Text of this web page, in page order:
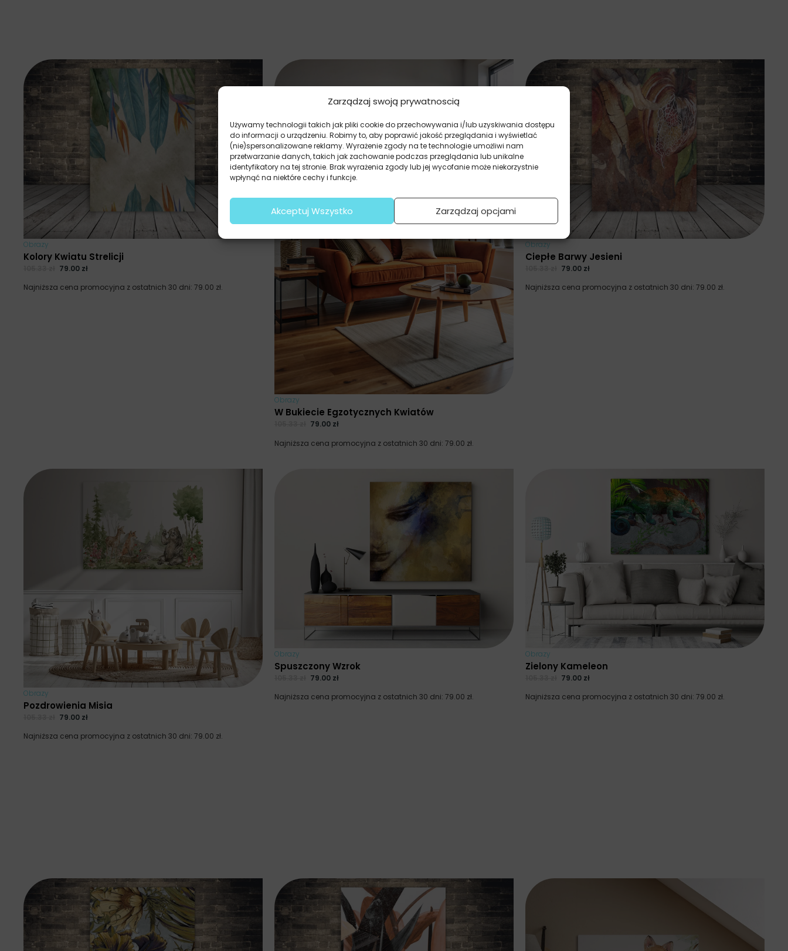
Zarządzaj swoją prywatnoscią
Używamy technologii takich jak pliki cookie do przechowywania i/lub uzyskiwania dostępu
do informacji o urządzeniu. Robimy to, aby poprawić jakość przeglądania i wyświetlać
(nie)spersonalizowane reklamy. Wyrażenie zgody na te technologie umożliwi nam
przetwarzanie danych, takich jak zachowanie podczas przeglądania lub unikalne
identyfikatory na tej stronie. Brak wyrażenia zgody lub jej wycofanie może niekorzystnie
wpłynąć na niektóre cechy i funkcje.
Akceptuj Wszystko Zarządzaj opcjami
Obrazy
Kolory Kwiatu Strelicji
79.00 zł
Najniższa cena promocyjna z ostatnich 30 dni: 79.00 zł.
Obrazy
W Bukiecie Egzotycznych Kwiatów
79.00 zł
Najniższa cena promocyjna z ostatnich 30 dni: 79.00 zł.
Obrazy
Ciepłe Barwy Jesieni
79.00 zł
Najniższa cena promocyjna z ostatnich 30 dni: 79.00 zł.
Obrazy
Pozdrowienia Misia
79.00 zł
Najniższa cena promocyjna z ostatnich 30 dni: 79.00 zł.
Obrazy
Spuszczony Wzrok
79.00 zł
Najniższa cena promocyjna z ostatnich 30 dni: 79.00 zł.
Obrazy
Zielony Kameleon
79.00 zł
Najniższa cena promocyjna z ostatnich 30 dni: 79.00 zł.